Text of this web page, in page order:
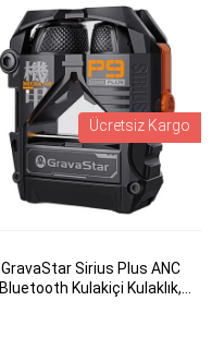
Ücretsiz Kargo
GravaStar Sirius Plus ANC
Bluetooth Kulakiçi Kulaklık,